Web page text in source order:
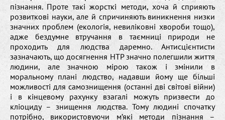
пізнання. Проте такі жорсткі методи, хоча й сприяють
розвиткові науки, але й спричиняють виникнення низки
значних проблем (екологія, невиліковні хвороби тощо),
адже бездумне втручання в таємниці природи не
проходить для людства даремно. Антисцієнтисти
зазначають, що досягнення НТР значно полегшили життя
людини, але значною мірою також і змінили в
моральному плані людство, надавши йому ще більші
можливості для самознищення (останні дві світові війни)
і в кінцевому рахунку взагалі можуть призвести до
кліоциду – знищення людства. Тому людині спочатку
потрібно, використовуючи м’які методи пізнання –